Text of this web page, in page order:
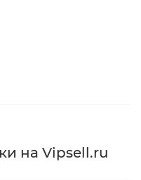
на Vipsell.ru